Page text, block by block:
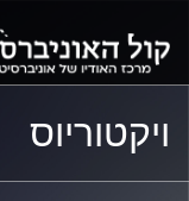
התפריט
הראשי
התוכן
הראשי
ויקטוריוס